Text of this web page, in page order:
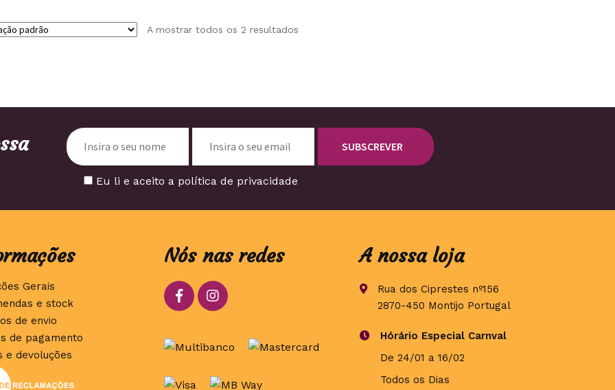
A mostrar todos os 2 resultados
Eu li e aceito a política de privacidade
Gerais
e stock
de envio
de pagamento
e devoluções
Nós nas redes A nossa loja
Rua dos Ciprestes nº156
2870-450 Montijo Portugal
Hórário Especial Carnval
De 24/01 a 16/02
Todos os Dias